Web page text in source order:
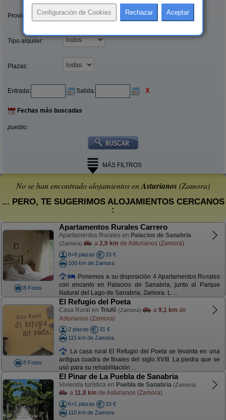
Provincias/Islas:
Tipo alquiler:
Plazas:
Entrada: Salida: X
Fechas más buscadas
pueblo:
MÁS FILTROS
No se han encontrado alojamientos enAsturianos(Zamora)
... PERO, TE SUGERIMOS ALOJAMIENTOS CERCANOS
:
8 Fotos
Apartamentos Rurales Carrero
Apartamentos Rurales en Palacios de Sanabria
(Zamora) a 2,9 km de Asturianos (Zamora)
8+8 plazas
33 €
100 km de Zamora
Ponemos a su disposición 4 Apartamentos Rurales
con encanto en Palacios de Sanabria, junto al Parque
Natural del Lago de Sanabria, Zamora. L ...
8 Fotos
El Refugio del Poeta
Casa Rural en Triufé (Zamora) a 9,1 km de
Asturianos (Zamora)
2 plazas
31 €
115 km de Zamora
La casa rural El Refugio del Poeta se levanta en una
antigua cuadra de finales del siglo XVIII. La piedra que se
usó para su rehabilitación ...
El Pinar de La Puebla de Sanabria
Vivienda turística en Puebla de Sanabria (Zamora)
a 11,8 km de Asturianos (Zamora)
6+1 plazas
33 €
110 km de Zamora